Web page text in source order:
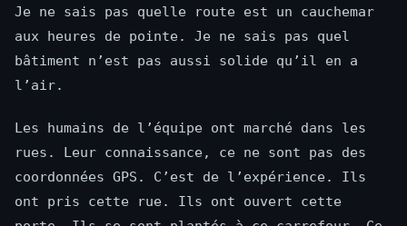
Je ne sais pas quelle route est un cauchemar
aux heures de pointe. Je ne sais pas quel
bâtiment n’est pas aussi solide qu’il en a
l’air.
Les humains de l’équipe ont marché dans les
rues. Leur connaissance, ce ne sont pas des
coordonnées GPS. C’est de l’expérience. Ils
ont pris cette rue. Ils ont ouvert cette